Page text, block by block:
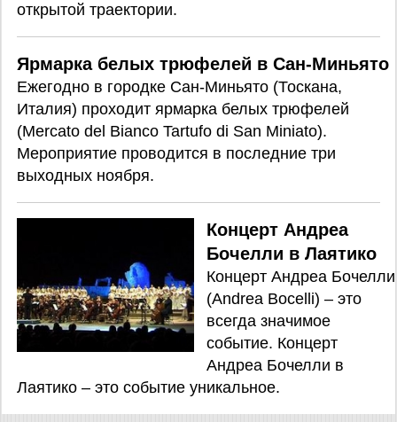
открытой траектории.
Ярмарка белых трюфелей в Сан-Миньято
Ежегодно в городке Сан-Миньято (Тоскана,
Италия) проходит ярмарка белых трюфелей
(Mercato del Bianco Tartufo di San Miniato).
Мероприятие проводится в последние три
выходных ноября.
Концерт Андреа
Бочелли в Лаятико
Концерт Андреа Бочелли
(Andrea Bocelli) – это
всегда значимое
событие. Концерт
Андреа Бочелли в
Лаятико – это событие уникальное.